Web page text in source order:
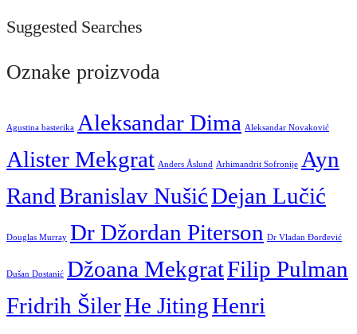
Suggested Searches
Oznake proizvoda
Agustina basterika Aleksandar Dima Aleksandar Novaković
Alister Mekgrat Anders Åslund Arhimandrit Sofronije Ayn
RandBranislav NušićDejan Lučić
Douglas Murray Dr Džordan Piterson Dr Vladan Đorđević
Dušan Dostanić Džoana MekgratFilip Pulman
Fridrih ŠilerHe JitingHenri